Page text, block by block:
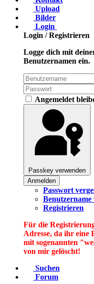
Upload
Bilder
Login
Login / Registrieren
Logge dich mit
Benutzernamen ein.
Angemeldet
Passkey verwenden
Anmelden
Passwort
Benutzername
Registrieren
Für die
Adresse, da ihr eine
mit sogenannten
von mir gelöscht!
Suchen
Forum